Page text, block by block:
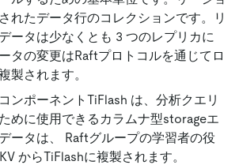
れたデータ行のコレクションです。リ
ータは少なくとも 3 つのレプリカに
タの変更はRaftプロトコルを通じてロ
製されます。
ンポーネントTiFlash は、分析クエリ
めに使用できるカラムナ型storageエ
ータは、 Raftグループの学習者の役
からTiFlashに複製されます。